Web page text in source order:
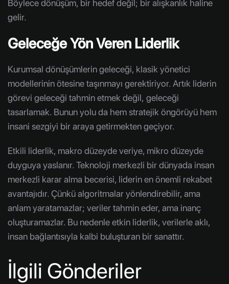
Böylece dönüşüm, bir hedef değil; bir alışkanlık haline
gelir.
Geleceğe Yön Veren Liderlik
Kurumsal dönüşümlerin geleceği, klasik yönetici
modellerinin ötesine taşınmayı gerektiriyor. Artık liderin
görevi geleceği tahmin etmek değil, geleceği
tasarlamak. Bunun yolu da hem stratejik öngörüyü hem
insani sezgiyi bir araya getirmekten geçiyor.
Etkili liderlik, makro düzeyde veriye, mikro düzeyde
duyguya yaslanır. Teknoloji merkezli bir dünyada insan
merkezli karar alma becerisi, liderin en önemli rekabet
avantajıdır. Çünkü algoritmalar yönlendirebilir, ama
anlam yaratamazlar; veriler tahmin eder, ama inanç
oluşturamazlar. Bu nedenle etkin liderlik, verilerle aklı,
insan bağlantısıyla kalbi buluşturan bir sanattır.
İlgili Gönderiler